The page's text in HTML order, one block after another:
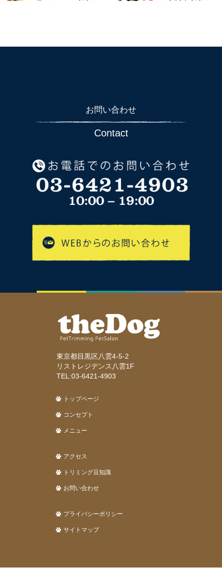
お問い合わせ
Contact
東京都目黒区八雲4-5-2
リストレジデンス八雲1F
TEL:03-6421-4903
トップページ
コンセプト
メニュー
アクセス
トリミング豆知識
お問い合わせ
プライバシーポリシー
サイトマップ